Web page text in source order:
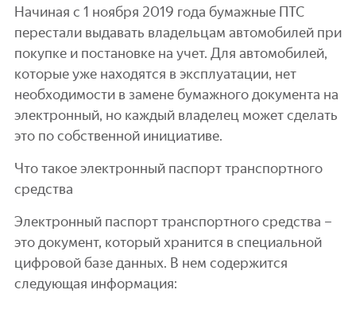
Начиная с 1 ноября 2019 года бумажные ПТС
перестали выдавать владельцам автомобилей при
покупке и постановке на учет. Для автомобилей,
которые уже находятся в эксплуатации, нет
необходимости в замене бумажного документа на
электронный, но каждый владелец может сделать
это по собственной инициативе.
Что такое электронный паспорт транспортного
средства
Электронный паспорт транспортного средства –
это документ, который хранится в специальной
цифровой базе данных. В нем содержится
следующая информация: